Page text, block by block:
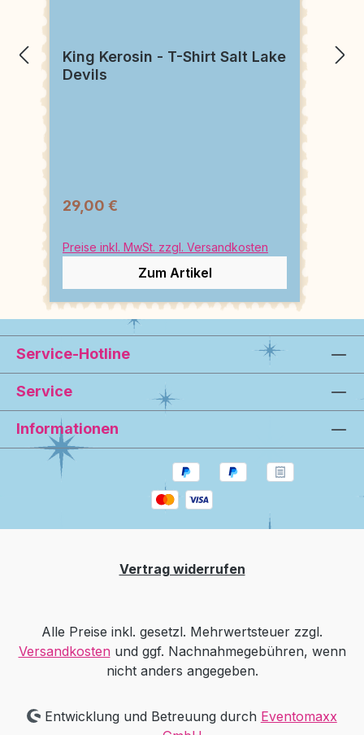
King Kerosin - T-Shirt Salt Lake
Devils
29,00 €
Preise inkl. MwSt. zzgl. Versandkosten
Zum Artikel
Service-Hotline
Service
Informationen
Vertrag widerrufen
Alle Preise inkl. gesetzl. Mehrwertsteuer zzgl.
Versandkostenund ggf. Nachnahmegebühren, wenn
nicht anders angegeben.
Entwicklung und Betreuung durch Eventomaxx